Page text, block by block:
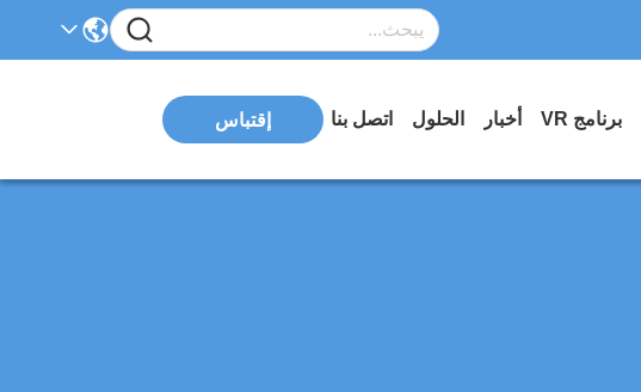
برنامج VR أخبار الحلول اتصل بنا إقتباس